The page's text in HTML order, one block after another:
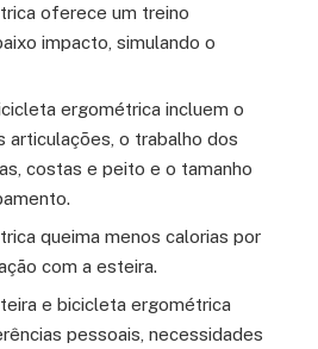
oferece um treino
impacto, simulando o
ergométrica incluem o
articulações, o trabalho dos
costas e peito e o tamanho
queima menos calorias por
com a esteira.
e bicicleta ergométrica
pessoais, necessidades